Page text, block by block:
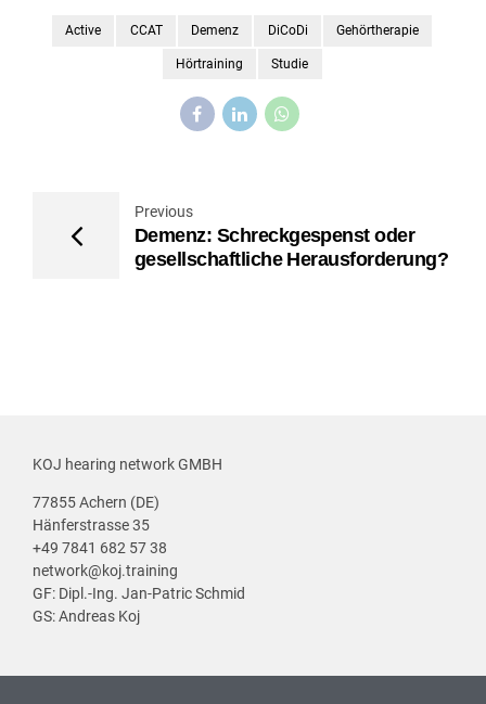
Active CCAT Demenz DiCoDi Gehörtherapie
Hörtraining Studie
Previous
Demenz: Schreckgespenst oder
gesellschaftliche Herausforderung?
KOJ hearing network GMBH
77855 Achern (DE)
Hänferstrasse 35
+49 7841 682 57 38
network@koj.training
GF: Dipl.-Ing. Jan-Patric Schmid
GS: Andreas Koj